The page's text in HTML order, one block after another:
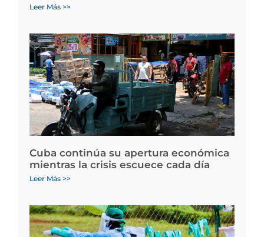
Leer Más >>
Cuba continúa su apertura económica
mientras la crisis escuece cada día
Leer Más >>